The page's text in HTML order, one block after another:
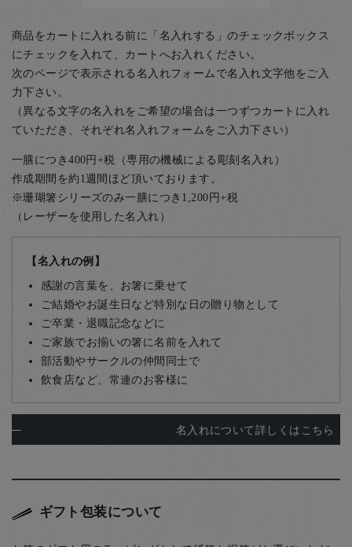
商品をカートに入れる前に「名入れする」のチェックボックス
にチェックを入れて、カートへお入れください。
次のページで表示される名入れフォームで名入れ文字他をご入
力下さい。
（異なる文字の名入れをご希望の場合は一つずつカートに入れ
ていただき、それぞれ名入れフォームをご入力下さい）
一膳につき400円+税（専用の機械による彫刻名入れ）
作成期間を約1週間ほど頂いております。
※珊瑚箸シリーズのみ一膳につき1,200円+税
（レーザーを使用した名入れ）
【名入れの例】
感謝の言葉を、お箸に乗せて
ご結婚やお誕生日など特別な日の贈り物として
ご卒業・退職記念などに
ご家族でお揃いの箸に名前を入れて
部活動やサークルの仲間同士で
飲食店など、常連のお客様に
名入れについて詳しくはこちら
ギフト包装について